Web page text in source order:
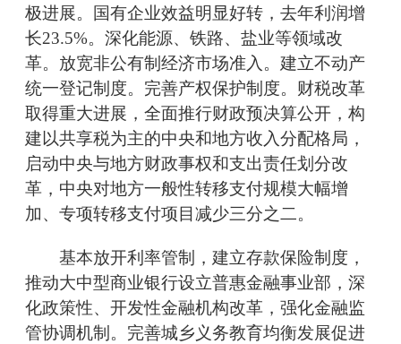
极进展。国有企业效益明显好转，去年利润增
长23.5%。深化能源、铁路、盐业等领域改
革。放宽非公有制经济市场准入。建立不动产
统一登记制度。完善产权保护制度。财税改革
取得重大进展，全面推行财政预决算公开，构
建以共享税为主的中央和地方收入分配格局，
启动中央与地方财政事权和支出责任划分改
革，中央对地方一般性转移支付规模大幅增
加、专项转移支付项目减少三分之二。
基本放开利率管制，建立存款保险制度，
推动大中型商业银行设立普惠金融事业部，深
化政策性、开发性金融机构改革，强化金融监
管协调机制。完善城乡义务教育均衡发展促进